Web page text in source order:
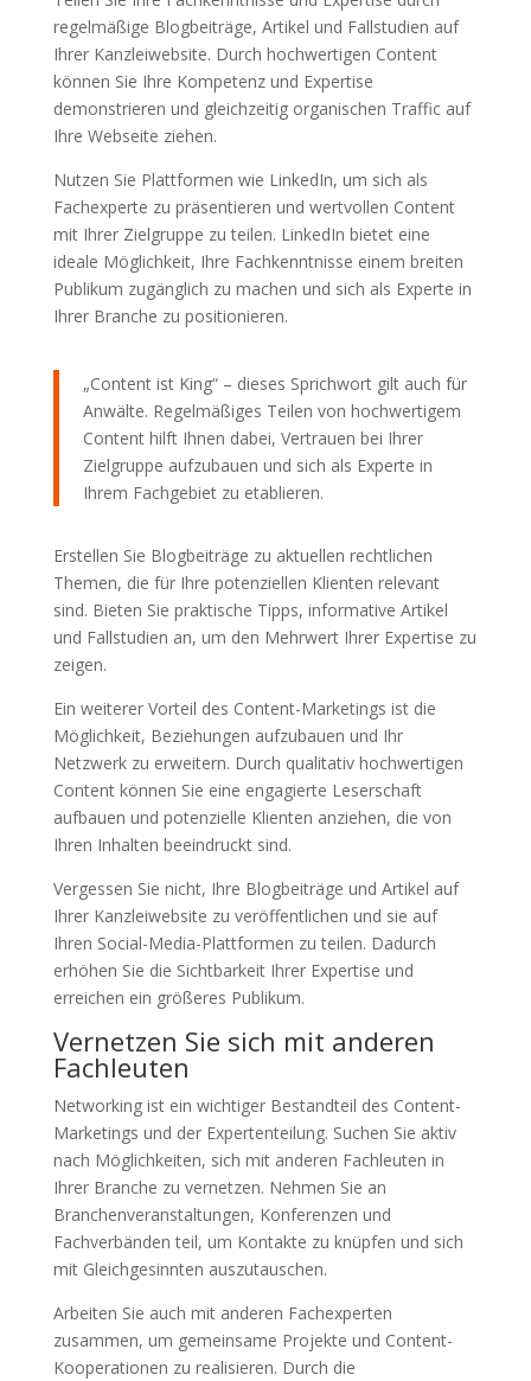
regelmäßige Blogbeiträge, Artikel und Fallstudien auf
Ihrer Kanzleiwebsite. Durch hochwertigen Content
können Sie Ihre Kompetenz und Expertise
demonstrieren und gleichzeitig organischen Traffic auf
Ihre Webseite ziehen.
Nutzen Sie Plattformen wie LinkedIn, um sich als
Fachexperte zu präsentieren und wertvollen Content
mit Ihrer Zielgruppe zu teilen. LinkedIn bietet eine
ideale Möglichkeit, Ihre Fachkenntnisse einem breiten
Publikum zugänglich zu machen und sich als Experte in
Ihrer Branche zu positionieren.
„Content ist King“ – dieses Sprichwort gilt auch für
Anwälte. Regelmäßiges Teilen von hochwertigem
Content hilft Ihnen dabei, Vertrauen bei Ihrer
Zielgruppe aufzubauen und sich als Experte in
Ihrem Fachgebiet zu etablieren.
Erstellen Sie Blogbeiträge zu aktuellen rechtlichen
Themen, die für Ihre potenziellen Klienten relevant
sind. Bieten Sie praktische Tipps, informative Artikel
und Fallstudien an, um den Mehrwert Ihrer Expertise zu
zeigen.
Ein weiterer Vorteil des Content-Marketings ist die
Möglichkeit, Beziehungen aufzubauen und Ihr
Netzwerk zu erweitern. Durch qualitativ hochwertigen
Content können Sie eine engagierte Leserschaft
aufbauen und potenzielle Klienten anziehen, die von
Ihren Inhalten beeindruckt sind.
Vergessen Sie nicht, Ihre Blogbeiträge und Artikel auf
Ihrer Kanzleiwebsite zu veröffentlichen und sie auf
Ihren Social-Media-Plattformen zu teilen. Dadurch
erhöhen Sie die Sichtbarkeit Ihrer Expertise und
erreichen ein größeres Publikum.
Vernetzen Sie sich mit anderen
Fachleuten
Networking ist ein wichtiger Bestandteil des Content-
Marketings und der Expertenteilung. Suchen Sie aktiv
nach Möglichkeiten, sich mit anderen Fachleuten in
Ihrer Branche zu vernetzen. Nehmen Sie an
Branchenveranstaltungen, Konferenzen und
Fachverbänden teil, um Kontakte zu knüpfen und sich
mit Gleichgesinnten auszutauschen.
Arbeiten Sie auch mit anderen Fachexperten
zusammen, um gemeinsame Projekte und Content-
Kooperationen zu realisieren. Durch die